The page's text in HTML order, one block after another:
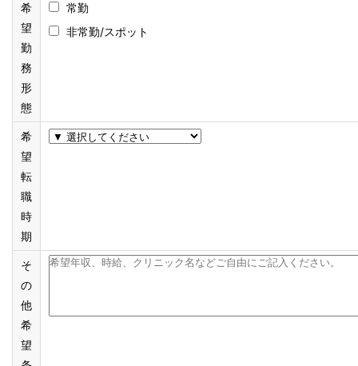
希
望
勤
務
形
態
常勤
非常勤/スポット
希
望
転
職
時
期
そ
の
他
希
望